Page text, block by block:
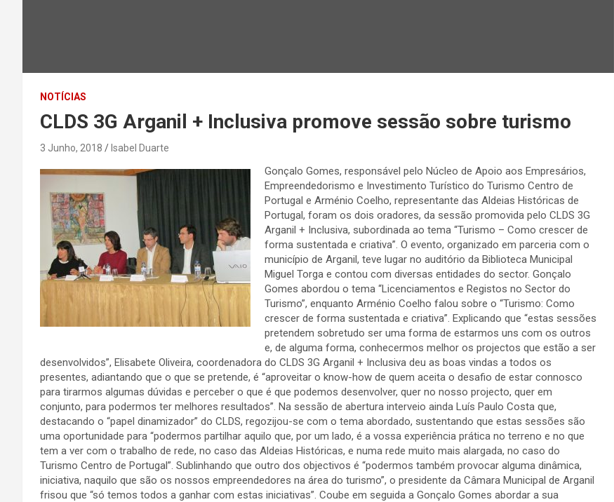
NOTÍCIAS
CLDS 3G Arganil + Inclusiva promove sessão sobre turismo
3 Junho, 2018 Isabel Duarte
Gonçalo Gomes, responsável pelo Núcleo de Apoio aos Empresários,
Empreendedorismo e Investimento Turístico do Turismo Centro de
Portugal e Arménio Coelho, representante das Aldeias Históricas de
Portugal, foram os dois oradores, da sessão promovida pelo CLDS 3G
Arganil + Inclusiva, subordinada ao tema “Turismo – Como crescer de
forma sustentada e criativa”. O evento, organizado em parceria com o
município de Arganil, teve lugar no auditório da Biblioteca Municipal
Miguel Torga e contou com diversas entidades do sector. Gonçalo
Gomes abordou o tema “Licenciamentos e Registos no Sector do
Turismo”, enquanto Arménio Coelho falou sobre o “Turismo: Como
crescer de forma sustentada e criativa”. Explicando que “estas sessões
pretendem sobretudo ser uma forma de estarmos uns com os outros
e, de alguma forma, conhecermos melhor os projectos que estão a ser
desenvolvidos”, Elisabete Oliveira, coordenadora do CLDS 3G Arganil + Inclusiva deu as boas vindas a todos os
presentes, adiantando que o que se pretende, é “aproveitar o know-how de quem aceita o desafio de estar connosco
para tirarmos algumas dúvidas e perceber o que é que podemos desenvolver, quer no nosso projecto, quer em
conjunto, para podermos ter melhores resultados”. Na sessão de abertura interveio ainda Luís Paulo Costa que,
destacando o “papel dinamizador” do CLDS, regozijou-se com o tema abordado, sustentando que estas sessões são
uma oportunidade para “podermos partilhar aquilo que, por um lado, é a vossa experiência prática no terreno e no que
tem a ver com o trabalho de rede, no caso das Aldeias Históricas, e numa rede muito mais alargada, no caso do
Turismo Centro de Portugal”. Sublinhando que outro dos objectivos é “podermos também provocar alguma dinâmica,
iniciativa, naquilo que são os nossos empreendedores na área do turismo”, o presidente da Câmara Municipal de Arganil
frisou que “só temos todos a ganhar com estas iniciativas”. Coube em seguida a Gonçalo Gomes abordar a sua